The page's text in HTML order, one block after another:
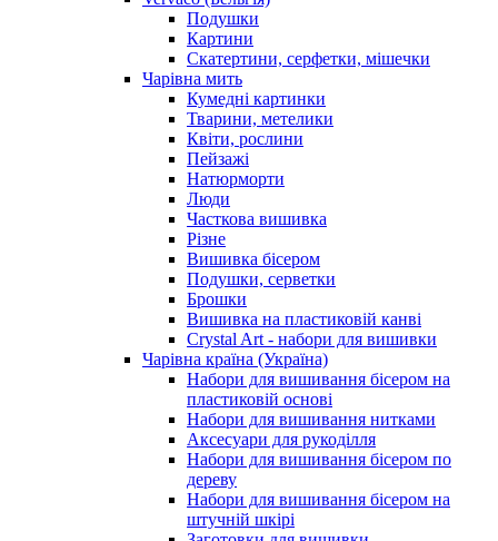
Подушки
Картини
Скатертини, серфетки, мішечки
Чарiвна мить
Кумедні картинки
Тварини, метелики
Квіти, рослини
Пейзажі
Натюрморти
Люди
Часткова вишивка
Різне
Вишивка бісером
Подушки, серветки
Брошки
Вишивка на пластиковій канві
Crystal Art - набори для вишивки
Чарівна країна (Україна)
Набори для вишивання бісером на
пластиковій основі
Набори для вишивання нитками
Аксесуари для рукоділля
Набори для вишивання бісером по
дереву
Набори для вишивання бісером на
штучній шкірі